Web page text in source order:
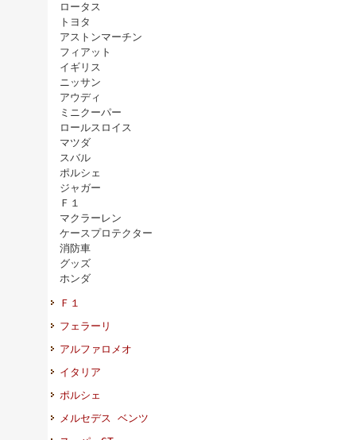
ロータス
トヨタ
アストンマーチン
フィアット
イギリス
ニッサン
アウディ
ミニクーパー
ロールスロイス
マツダ
スバル
ポルシェ
ジャガー
Ｆ１
マクラーレン
ケースプロテクター
消防車
グッズ
ホンダ
Ｆ１
フェラーリ
アルファロメオ
イタリア
ポルシェ
メルセデス ベンツ